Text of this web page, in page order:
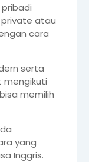
private atau
cara
serta
mengikuti
memilih
yang
Inggris.